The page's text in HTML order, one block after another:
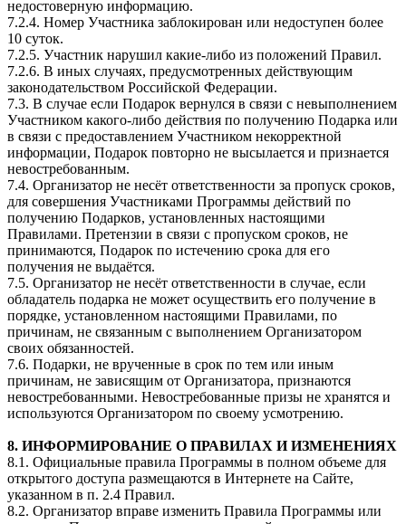
недостоверную информацию.
7.2.4. Номер Участника заблокирован или недоступен более
10 суток.
7.2.5. Участник нарушил какие-либо из положений Правил.
7.2.6. В иных случаях, предусмотренных действующим
законодательством Российской Федерации.
7.3. В случае если Подарок вернулся в связи с невыполнением
Участником какого-либо действия по получению Подарка или
в связи с предоставлением Участником некорректной
информации, Подарок повторно не высылается и признается
невостребованным.
7.4. Организатор не несёт ответственности за пропуск сроков,
для совершения Участниками Программы действий по
получению Подарков, установленных настоящими
Правилами. Претензии в связи с пропуском сроков, не
принимаются, Подарок по истечению срока для его
получения не выдаётся.
7.5. Организатор не несёт ответственности в случае, если
обладатель подарка не может осуществить его получение в
порядке, установленном настоящими Правилами, по
причинам, не связанным с выполнением Организатором
своих обязанностей.
7.6. Подарки, не врученные в срок по тем или иным
причинам, не зависящим от Организатора, признаются
невостребованными. Невостребованные призы не хранятся и
используются Организатором по своему усмотрению.
8. ИНФОРМИРОВАНИЕ О ПРАВИЛАХ И ИЗМЕНЕНИЯХ
8.1. Официальные правила Программы в полном объеме для
открытого доступа размещаются в Интернете на Сайте,
указанном в п. 2.4 Правил.
8.2. Организатор вправе изменить Правила Программы или